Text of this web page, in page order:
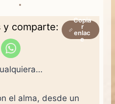
y comparte:
Copia
r
enlac
e
el alma, desde un